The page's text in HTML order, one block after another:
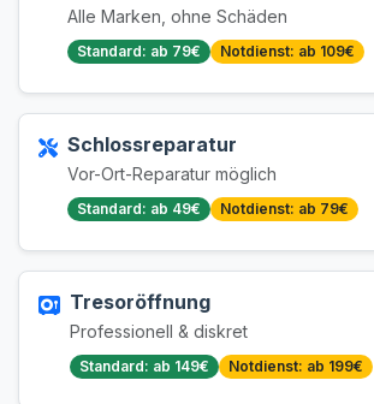
Alle Marken, ohne Schäden
Standard: ab 79€ Notdienst: ab 109€
Schlossreparatur
Vor-Ort-Reparatur möglich
Standard: ab 49€ Notdienst: ab 79€
Tresoröffnung
Professionell & diskret
Standard: ab 149€ Notdienst: ab 199€